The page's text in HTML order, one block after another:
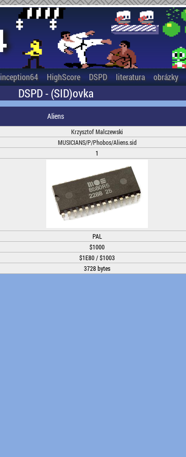
inception64 HighScore DSPD literatura obrázky
DSPD - (SID)ovka
Aliens
Krzysztof Malczewski
MUSICIANS/P/Phobos/Aliens.sid
1
PAL
$1000
$1E80 / $1003
3728 bytes